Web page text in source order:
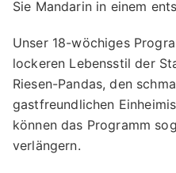
Sie Mandarin in einem
Unser 18-wöchiges
lockeren Lebensstil der
Riesen-Pandas, den
gastfreundlichen
können das Programm
verlängern.